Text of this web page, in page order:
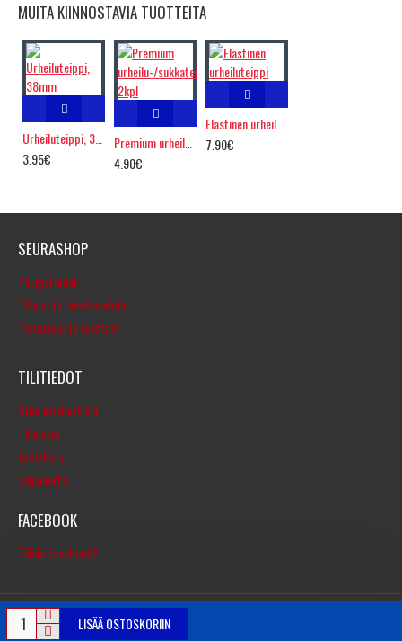
LISÄÄ OSTOSKORIIN
MUITA KIINNOSTAVIA TUOTTEITA
3.95€
Premium urheilu-/sukkateippi, 2kpl
4.90€
Elastinen urheiluteippi
7.90€
SEURASHOP
Yhteystiedot
Tilaus- ja toimitusehdot
Tietosuoja ja evästeet
TILITIEDOT
Oma asiakastilini
Tilaukset
Uutiskirje
Lahjakortit
FACEBOOK
Tähän facebook?
© Copyright 2016